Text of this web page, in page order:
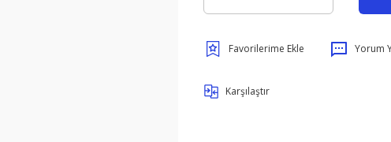
Yorum
Karşılaştır